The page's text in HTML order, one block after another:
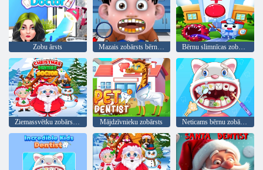
Zobu ārsts Mazais zobārsts bērniem 2 Bērnu slimnīcas zobārsta gādība
Mājdzīvnieku zobārsts